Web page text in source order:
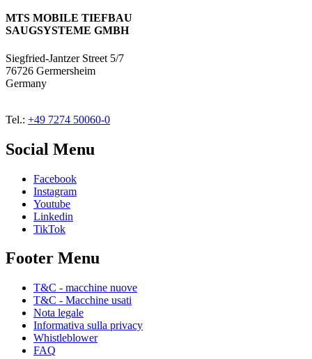
MTS MOBILE TIEFBAU
SAUGSYSTEME GMBH
Siegfried-Jantzer Street 5/7
76726 Germersheim
Germany
Tel.: +49 7274 50060-0
Social Menu
Facebook
Instagram
Youtube
Linkedin
TikTok
Footer Menu
T&C - macchine nuove
T&C - Macchine usati
Nota legale
Informativa sulla privacy
Whistleblower
FAQ